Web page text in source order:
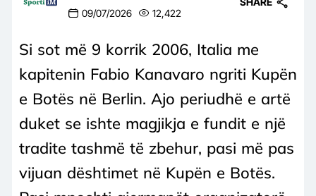
09/07/2026 12,422
Si sot më 9 korrik 2006, Italia me
kapitenin Fabio Kanavaro ngriti Kupën
e Botës në Berlin. Ajo periudhë e artë
duket se ishte magjikja e fundit e një
tradite tashmë të zbehur, pasi më pas
vijuan dështimet në Kupën e Botës.